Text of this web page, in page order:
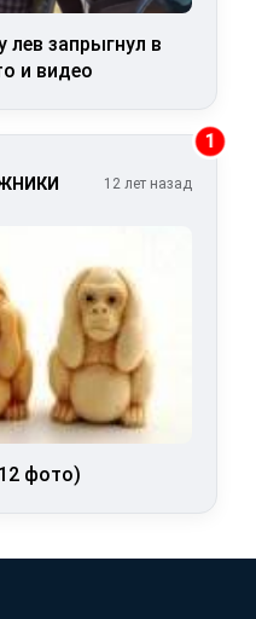
лев запрыгнул в
и видео
1
12 лет назад
фото)